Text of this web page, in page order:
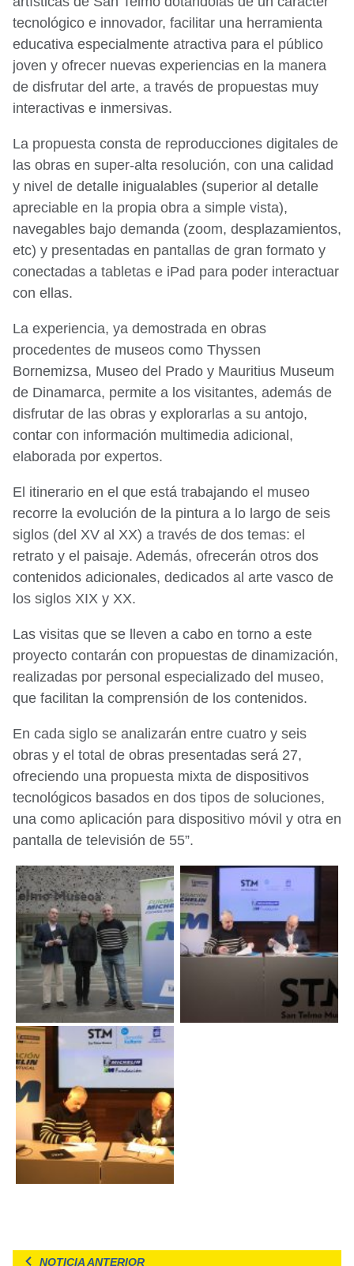
tecnológico e innovador, facilitar una herramienta
educativa especialmente atractiva para el público
joven y ofrecer nuevas experiencias en la manera
de disfrutar del arte, a través de propuestas muy
interactivas e inmersivas.
La propuesta consta de reproducciones digitales de
las obras en super-alta resolución, con una calidad
y nivel de detalle inigualables (superior al detalle
apreciable en la propia obra a simple vista),
navegables bajo demanda (zoom, desplazamientos,
etc) y presentadas en pantallas de gran formato y
conectadas a tabletas e iPad para poder interactuar
con ellas.
La experiencia, ya demostrada en obras
procedentes de museos como Thyssen
Bornemizsa, Museo del Prado y Mauritius Museum
de Dinamarca, permite a los visitantes, además de
disfrutar de las obras y explorarlas a su antojo,
contar con información multimedia adicional,
elaborada por expertos.
El itinerario en el que está trabajando el museo
recorre la evolución de la pintura a lo largo de seis
siglos (del XV al XX) a través de dos temas: el
retrato y el paisaje. Además, ofrecerán otros dos
contenidos adicionales, dedicados al arte vasco de
los siglos XIX y XX.
Las visitas que se lleven a cabo en torno a este
proyecto contarán con propuestas de dinamización,
realizadas por personal especializado del museo,
que facilitan la comprensión de los contenidos.
En cada siglo se analizarán entre cuatro y seis
obras y el total de obras presentadas será 27,
ofreciendo una propuesta mixta de dispositivos
tecnológicos basados en dos tipos de soluciones,
una como aplicación para dispositivo móvil y otra en
pantalla de televisión de 55”.
NOTICIA ANTERIOR